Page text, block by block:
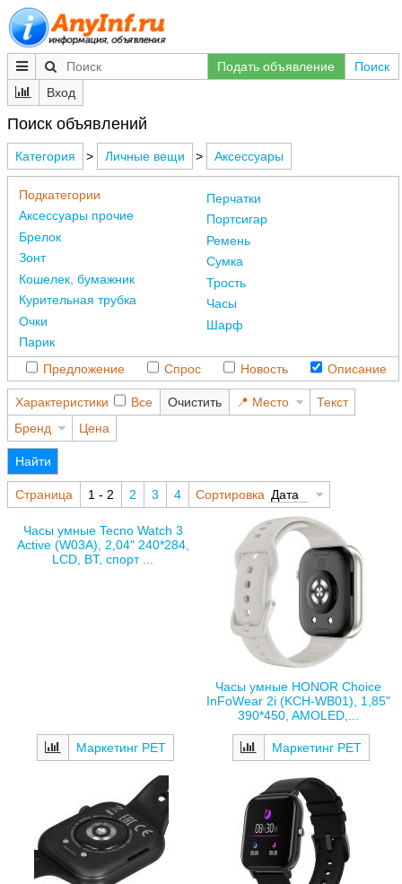
Подать объявление
Поиск
Вход
Поиск объявлений
Категория > Личные вещи > Аксессуары
Подкатегории
Аксессуары прочие
Брелок
Зонт
Кошелек, бумажник
Курительная трубка
Очки
Парик
Перчатки
Портсигар
Ремень
Сумка
Трость
Часы
Шарф
Предложение Спрос Новость Описание
Характеристики Все Очистить Место
Текст
Бренд
Цена
Найти
Страница 1 - 2 2 3 4 Сортировка Дата
Часы умные Tecno Watch 3
Active (W03A), 2,04" 240*284,
LCD, BT, спорт ...
Маркетинг РЕТ
Часы умные HONOR Choice
InFoWear 2i (KCH-WB01), 1,85"
390*450, AMOLED,...
Маркетинг РЕТ